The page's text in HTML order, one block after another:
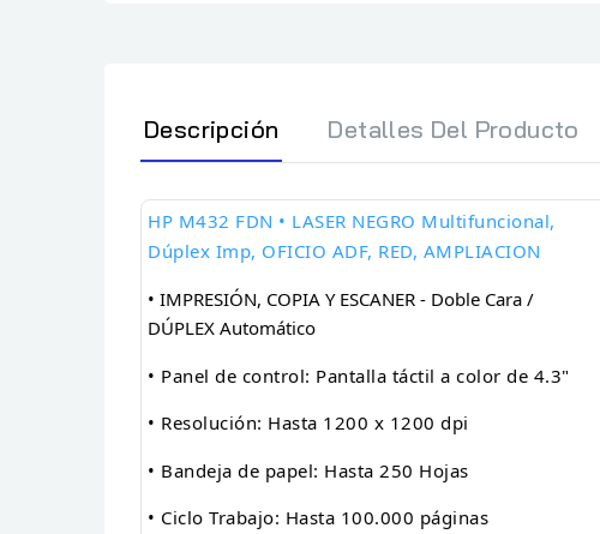
Descripción Detalles Del Producto
HP M432 FDN • LASER NEGRO Multifuncional,
Dúplex Imp, OFICIO ADF, RED, AMPLIACION
• IMPRESIÓN, COPIA Y ESCANER - Doble Cara /
DÚPLEX Automático
• Panel de control: Pantalla táctil a color de 4.3"
• Resolución: Hasta 1200 x 1200 dpi
• Bandeja de papel: Hasta 250 Hojas
• Ciclo Trabajo: Hasta 100.000 páginas